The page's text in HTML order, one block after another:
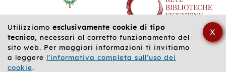
Utilizziamo esclusivamente cookie di tipo
tecnico, necessari al corretto funzionamento del
sito web. Per maggiori informazioni ti invitiamo
a leggere l’informativa completa sull’uso dei
cookie.
X